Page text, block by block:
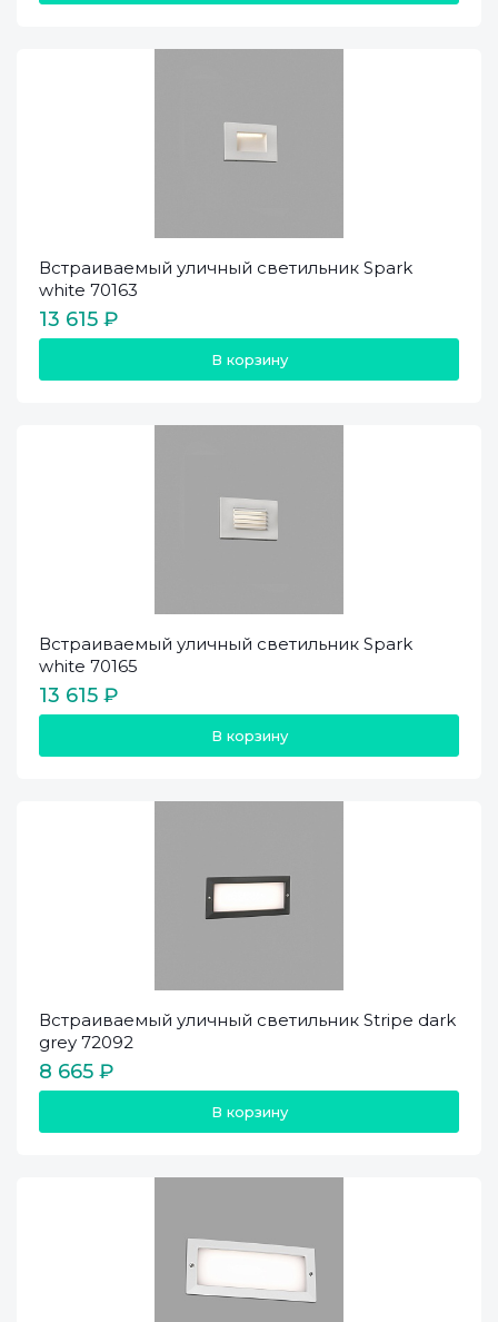
Встраиваемый уличный светильник Spark
white 70163
13 615 ₽
В корзину
Встраиваемый уличный светильник Spark
white 70165
13 615 ₽
В корзину
Встраиваемый уличный светильник Stripe dark
grey 72092
8 665 ₽
В корзину